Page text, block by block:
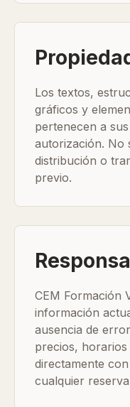
Los textos,
gráficos y
pertenecen a
autorización. No
distribución o
previo.
CEM Formación
información
ausencia de
precios,
directamente
cualquier